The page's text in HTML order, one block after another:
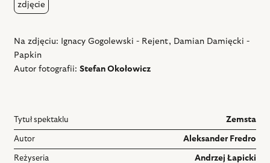
zdjęcie
Na zdjęciu: Ignacy Gogolewski - Rejent, Damian Damięcki -
Papkin
Autor fotografii:Stefan Okołowicz
Tytuł spektaklu Zemsta
Autor Aleksander Fredro
Reżyseria Andrzej Łapicki